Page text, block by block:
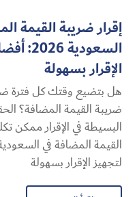
إقرار ضريبة القيمة
الإقرار بسهولة
هل بتضيع وقتك كل فترة
ضريبة القيمة المضافة؟
البسيطة في الإقرار ممكن
لتجهيز الإقرار بسهولة